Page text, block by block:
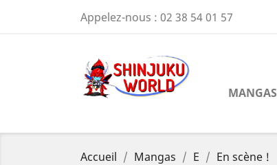
Appelez-nous : 02 38 54 01 57
MANGAS
Accueil Mangas E En scène !